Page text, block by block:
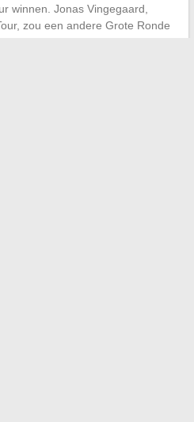
winnen. Jonas Vingegaard,
zou een andere Grote Ronde